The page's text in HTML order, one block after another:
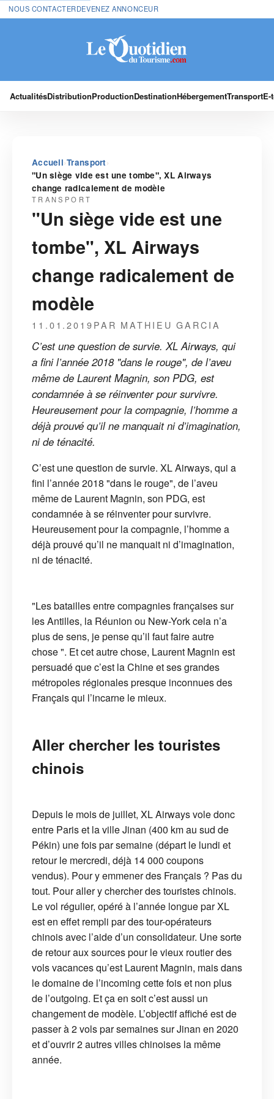
NOUS CONTACTERDEVENEZ ANNONCEUR
ActualitésDistributionProductionDestinationHébergementTransport
Accueil›Transport ›
"Un siège vide est une tombe", XL Airways
change radicalement de modèle
TRANSPORT
"Un siège vide est une
tombe", XL Airways
change radicalement de
modèle
11.01.2019PAR MATHIEU GARCIA
C’est une question de survie. XL Airways, qui
a fini l’année 2018 "dans le rouge", de l’aveu
même de Laurent Magnin, son PDG, est
condamnée à se réinventer pour survivre.
Heureusement pour la compagnie, l’homme a
déjà prouvé qu’il ne manquait ni d’imagination,
ni de ténacité.
C’est une question de survie. XL Airways, qui a
fini l’année 2018 "dans le rouge", de l’aveu
même de Laurent Magnin, son PDG, est
condamnée à se réinventer pour survivre.
Heureusement pour la compagnie, l’homme a
déjà prouvé qu’il ne manquait ni d’imagination,
ni de ténacité.
"Les batailles entre compagnies françaises sur
les Antilles, la Réunion ou New-York cela n’a
plus de sens, je pense qu’il faut faire autre
chose ". Et cet autre chose, Laurent Magnin est
persuadé que c’est la Chine et ses grandes
métropoles régionales presque inconnues des
Français qui l’incarne le mieux.
Aller chercher les touristes
chinois
Depuis le mois de juillet, XL Airways vole donc
entre Paris et la ville Jinan (400 km au sud de
Pékin) une fois par semaine (départ le lundi et
retour le mercredi, déjà 14 000 coupons
vendus). Pour y emmener des Français ? Pas du
tout. Pour aller y chercher des touristes chinois.
Le vol régulier, opéré à l’année longue par XL
est en effet rempli par des tour-opérateurs
chinois avec l’aide d’un consolidateur. Une sorte
de retour aux sources pour le vieux routier des
vols vacances qu’est Laurent Magnin, mais dans
le domaine de l’incoming cette fois et non plus
de l’outgoing. Et ça en soit c’est aussi un
changement de modèle. L’objectif affiché est de
passer à 2 vols par semaines sur Jinan en 2020
et d’ouvrir 2 autres villes chinoises la même
année.